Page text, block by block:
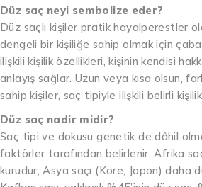
Düz saç neyi sembolize eder?
Düz saçlı kişiler pratik hayalperestler
dengeli bir kişiliğe sahip olmak için
ilişkili kişilik özellikleri, kişinin kendisi
anlayış sağlar. Uzun veya kısa olsun,
sahip kişiler, saç tipiyle ilişkili belirli
Düz saç nadir midir?
Saç tipi ve dokusu genetik de dâhil
faktörler tarafından belirlenir. Afrika
kurudur; Asya saçı (Kore, Japon) daha